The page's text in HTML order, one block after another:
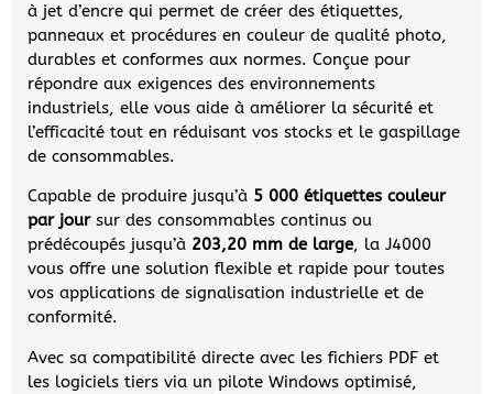
à jet d’encre qui permet de créer des étiquettes,
panneaux et procédures en couleur de qualité photo,
durables et conformes aux normes. Conçue pour
répondre aux exigences des environnements
industriels, elle vous aide à améliorer la sécurité et
l’efficacité tout en réduisant vos stocks et le gaspillage
de consommables.
Capable de produire jusqu’à 5 000 étiquettes couleur
par joursur des consommables continus ou
prédécoupés jusqu’à 203,20 mm de large, la J4000
vous offre une solution flexible et rapide pour toutes
vos applications de signalisation industrielle et de
conformité.
Avec sa compatibilité directe avec les fichiers PDF et
les logiciels tiers via un pilote Windows optimisé,